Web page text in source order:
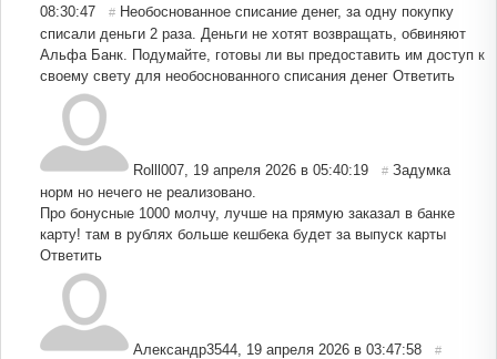
08:30:47
# Необоснованное списание денег, за одну покупку
списали деньги 2 раза. Деньги не хотят возвращать, обвиняют
Альфа Банк. Подумайте, готовы ли вы предоставить им доступ к
своему свету для необоснованного списания денег Ответить
Rolll007 19 апреля 2026 в 05:40:19 # Задумка
норм но нечего не реализовано.
Про бонусные 1000 молчу, лучше на прямую заказал в банке
карту! там в рублях больше кешбека будет за выпуск карты
Ответить
Александр3544 19 апреля 2026 в 03:47:58 #